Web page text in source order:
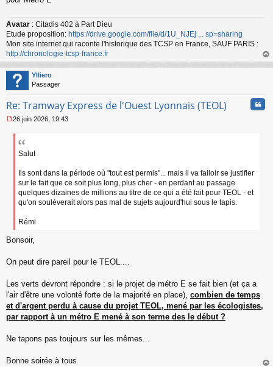
u
Avatar : Citadis 402 à Part Dieu
Etude proposition: https://drive.google.com/file/d/1U_NJEj ... sp=sharing
Mon site internet qui raconte l'historique des TCSP en France, SAUF PARIS :
http://chronologie-tcsp-france.fr
au
Ylliero
Passager
Re: Tramway Express de l'Ouest Lyonnais (TEOL)
e
26 juin 2026, 19:43
Salut
Ils sont dans la période où "tout est permis"... mais il va falloir se justifier
sur le fait que ce soit plus long, plus cher - en perdant au passage
quelques dizaines de millions au titre de ce qui a été fait pour TEOL - et
qu'on soulèverait alors pas mal de sujets aujourd'hui sous le tapis.
Rémi
Bonsoir,
On peut dire pareil pour le TEOL....
Les verts devront répondre : si le projet de métro E se fait bien (et ça a
l'air d'être une volonté forte de la majorité en place), combien de temps
et d'argent perdu à cause du projet TEOL, mené par les écologistes,
par rapport à un métro E mené à son terme des le début ?
Ne tapons pas toujours sur les mêmes...
Bonne soirée à tous